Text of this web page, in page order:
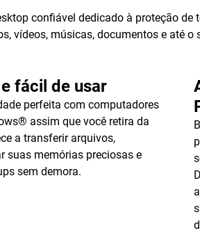
confiável dedicado à proteção
vídeos, músicas, documentos e até
fácil de usar
perfeita com computadores
assim que você retira da
a transferir arquivos,
suas memórias preciosas e
sem demora.